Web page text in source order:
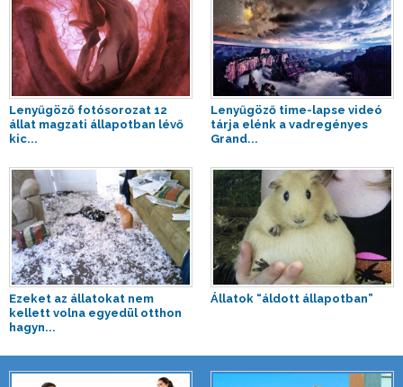
Lenyűgöző fotósorozat 12
állat magzati állapotban lévő
kic...
Lenyűgöző time-lapse videó
tárja elénk a vadregényes
Grand...
Ezeket az állatokat nem
kellett volna egyedül otthon
hagyn...
Állatok “áldott állapotban”